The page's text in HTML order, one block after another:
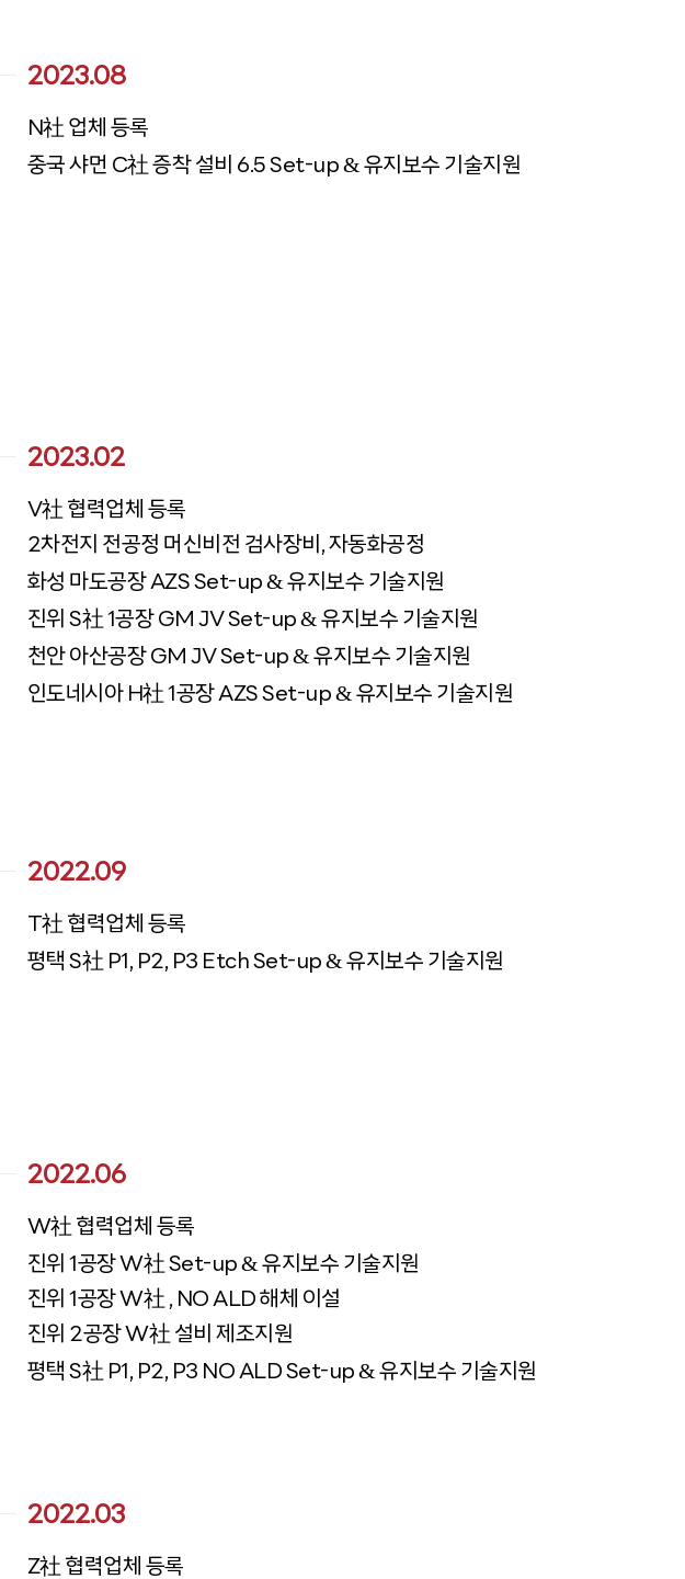
2023.08
N社 업체 등록
중국 샤먼 C社 증착 설비 6.5 Set-up &유지보수 기술지원
2023.02
V社 협력업체 등록
2차전지 전공정 머신비전 검사장비, 자동화공정
화성 마도공장 AZS Set-up&유지보수 기술지원
진위 S社 1공장 GM JV Set-up&유지보수 기술지원
천안 아산공장 GM JV Set-up&유지보수 기술지원
인도네시아 H社 1공장 AZS Set-up &유지보수 기술지원
2022.09
T社 협력업체 등록
평택 S社 P1, P2, P3 Etch Set-up&유지보수 기술지원
2022.06
W社 협력업체 등록
진위 1공장 W社 Set-up&유지보수 기술지원
진위 1공장 W社 , NO ALD 해체 이설
진위 2공장 W社 설비 제조지원
평택 S社 P1, P2, P3 NO ALD Set-up&유지보수 기술지원
2022.03
Z社 협력업체 등록